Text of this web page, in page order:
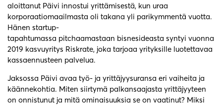
aloittanut Päivi innostui yrittämisestä, kun uraa
korporaatiomaailmasta oli takana yli parikymmentä vuotta.
Hänen startup-
tapahtumassa pitchaamastaan bisnesideasta syntyi vuonna
2019 kasvuyritys Riskrate, joka tarjoaa yrityksille luotettavaa
kassaennusteen palvelua.
Jaksossa Päivi avaa työ- ja yrittäjyysuransa eri vaiheita ja
käännekohtia. Miten siirtymä palkansaajasta yrittäjyyteen
on onnistunut ja mitä ominaisuuksia se on vaatinut? Miksi